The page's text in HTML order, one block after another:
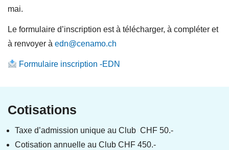
mai.
Le formulaire d’inscription est à télécharger, à compléter et
à renvoyer à edn@cenamo.ch
Formulaire inscription -EDN
Cotisations
Taxe d’admission unique au Club CHF 50.-
Cotisation annuelle au Club CHF 450.-